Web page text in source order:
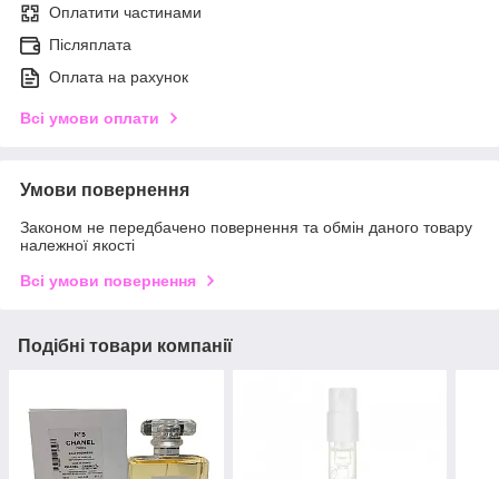
Оплатити частинами
Післяплата
Оплата на рахунок
Всі умови оплати
Умови повернення
Законом не передбачено повернення та обмін даного товару
належної якості
Всі умови повернення
Подібні товари компанії